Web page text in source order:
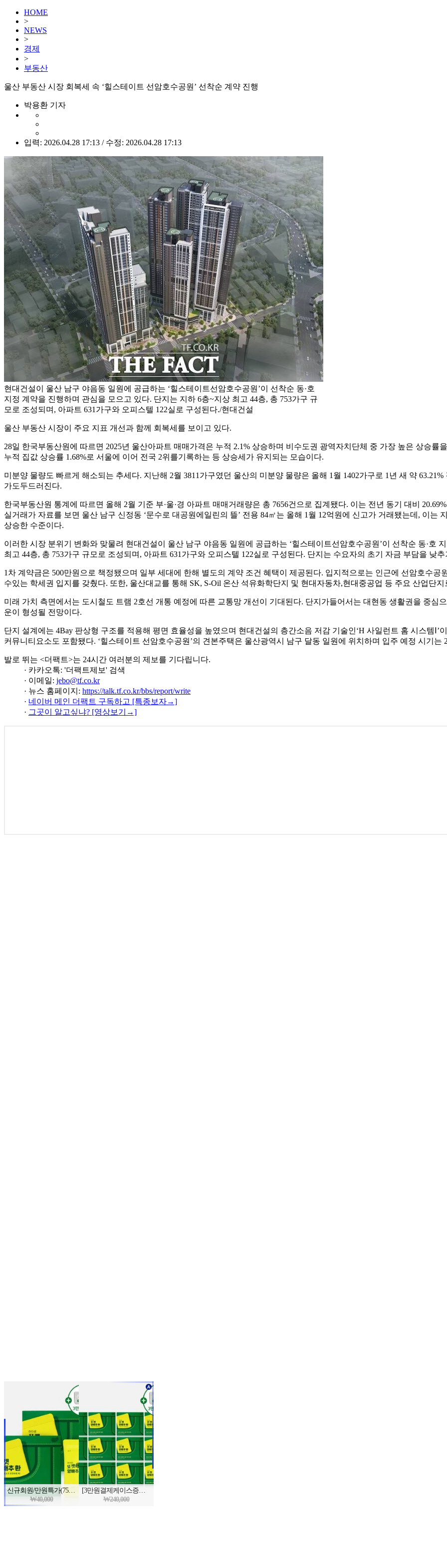
HOME
>
NEWS
>
경제
>
부동산
울산 부동산 시장 회복세 속 ‘힐스테이트 선암호수공원’ 선착순 계약 진행
박용환 기자
입력: 2026.04.28 17:13 / 수정: 2026.04.28 17:13
현대건설이 울산 남구 야음동 일원에 공급하는 ‘힐스테이트선암호수공원’이 선착순 동·호
지정 계약을 진행하며 관심을 모으고 있다. 단지는 지하 6층~지상 최고 44층, 총 753가구 규
모로 조성되며, 아파트 631가구와 오피스텔 122실로 구성된다./현대건설
울산 부동산 시장이 주요 지표 개선과 함께 회복세를 보이고 있다.
28일 한국부동산원에 따르면 2025년 울산아파트 매매가격은 누적 2.1% 상승하며 비수도권 광역자치단체 중 가장 높은 상승률
누적 집값 상승률 1.68%로 서울에 이어 전국 2위를기록하는 등 상승세가 유지되는 모습이다.
미분양 물량도 빠르게 해소되는 추세다. 지난해 2월 3811가구였던 울산의 미분양 물량은 올해 1월 1402가구로 1년 새 약
가도두드러진다.
한국부동산원 통계에 따르면 올해 2월 기준 부·울·경 아파트 매매거래량은 총 7656건으로 집계됐다. 이는 전년 동기 대비
실거래가 자료를 보면 울산 남구 신정동 ‘문수로 대공원에일린의 뜰’ 전용 84㎡는 올해 1월 12억원에 신고가 거래됐는데, 이는
상승한 수준이다.
이러한 시장 분위기 변화와 맞물려 현대건설이 울산 남구 야음동 일원에 공급하는 ‘힐스테이트선암호수공원’이 선착순 동·호
최고 44층, 총 753가구 규모로 조성되며, 아파트 631가구와 오피스텔 122실로 구성된다. 단지는 수요자의 초기 자금 부담을 낮
1차 계약금은 500만원으로 책정됐으며 일부 세대에 한해 별도의 계약 조건 혜택이 제공된다. 입지적으로는 인근에 선암호수
수있는 학세권 입지를 갖췄다. 또한, 울산대교를 통해 SK, S-Oil 온산 석유화학단지 및 현대자동차,현대중공업 등 주요 산업단
미래 가치 측면에서는 도시철도 트램 2호선 개통 예정에 따른 교통망 개선이 기대된다. 단지가들어서는 대현동 생활권을 중심
운이 형성될 전망이다.
단지 설계에는 4Bay 판상형 구조를 적용해 평면 효율성을 높였으며 현대건설의 층간소음 저감 기술인‘H 사일런트 홈 시스템
커뮤니티요소도 포함됐다. ‘힐스테이트 선암호수공원’의 견본주택은 울산광역시 남구 달동 일원에 위치하며 입주 예정 시기는
발로 뛰는 <더팩트>는 24시간 여러분의 제보를 기다립니다.
· 카카오톡: '더팩트제보' 검색
· 이메일: jebo@tf.co.kr
· 뉴스 홈페이지: https://talk.tf.co.kr/bbs/report/write
· 네이버 메인 더팩트 구독하고 [특종보자→]
· 그곳이 알고싶냐? [영상보기→]